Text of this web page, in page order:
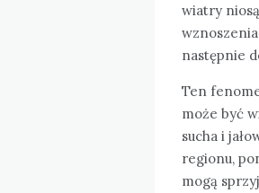
wiatry
następnie
Ten
może być
sucha i
regionu,
mogą